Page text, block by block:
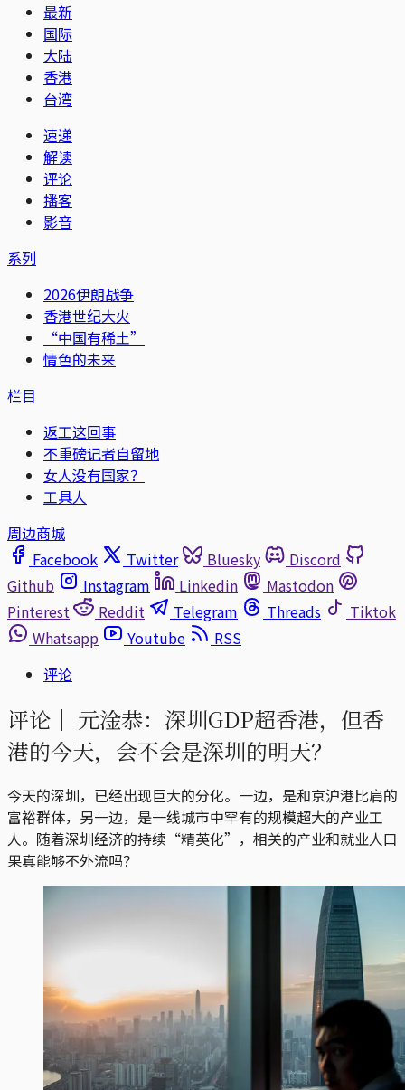
最新
国际
大陆
香港
台湾
速递
解读
评论
播客
影音
系列
2026伊朗战争
香港世纪大火
“中国有稀土”
情色的未来
栏目
返工这回事
不重磅记者自留地
女人没有国家？
工具人
周边商城
Facebook
Twitter Bluesky
Discord
Github
Instagram Linkedin
Mastodon
Pinterest
Reddit Telegram Threads
Tiktok
Whatsapp
Youtube
RSS
评论
评论｜ 元淦恭：深圳GDP超香港，但香
港的今天，会不会是深圳的明天？
今天的深圳，已经出现巨大的分化。一边，是和京沪港比肩的
富裕群体，另一边，是一线城市中罕有的规模超大的产业工
人。随着深圳经济的持续“精英化”，相关的产业和就业人口
果真能够不外流吗？